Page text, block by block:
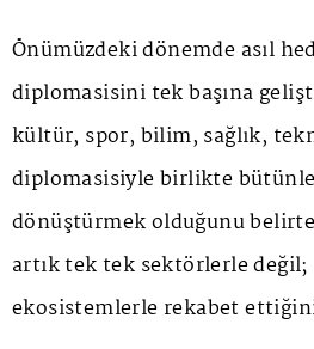
Önümüzdeki dönemde asıl
diplomasisini tek başına
kültür, spor, bilim, sağlık,
diplomasisiyle birlikte
dönüştürmek olduğunu
artık tek tek sektörlerle
ekosistemlerle rekabet